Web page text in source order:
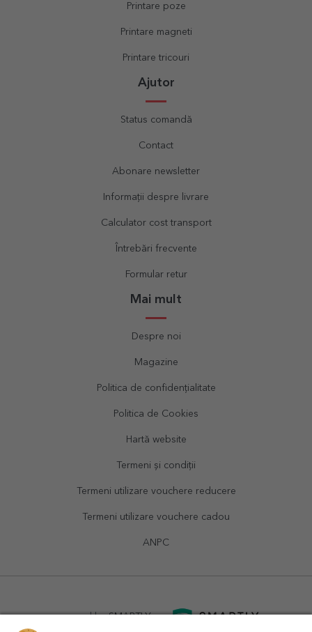
Printare poze
Printare magneti
Printare tricouri
Ajutor
Status comandă
Contact
Abonare newsletter
Informații despre livrare
Calculator cost transport
Întrebări frecvente
Formular retur
Mai mult
Despre noi
Magazine
Politica de confidențialitate
Politica de Cookies
Hartă website
Termeni și condiții
Termeni utilizare vouchere reducere
Termeni utilizare vouchere cadou
ANPC
powered bySMARTLY.ro